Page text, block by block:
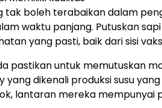
boleh terabaikan dalam
waktu panjang. Putuskan
yang pasti, baik dari sisi
pastikan untuk memutuskan
yang dikenali produksi susu
lantaran mereka mempunyai